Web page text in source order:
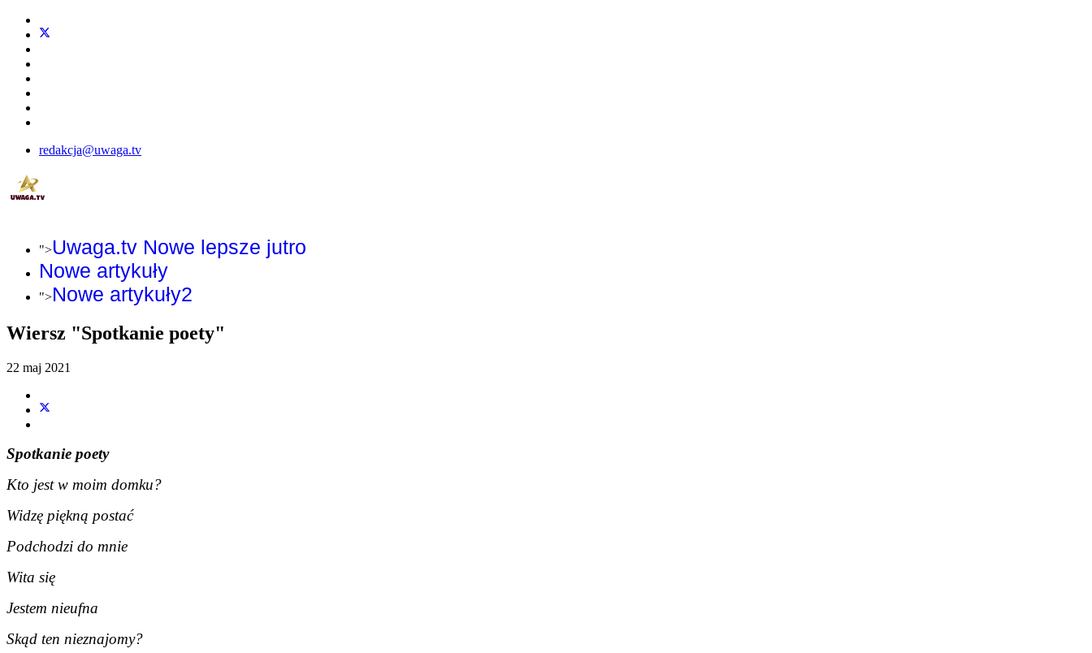
redakcja@uwaga.tv
">Uwaga.tv Nowe lepsze jutro
Nowe artykuły
">Nowe artykuły2
Wiersz "Spotkanie poety"
22 maj 2021
Spotkanie poety
Kto jest w moim domku?
Widzę piękną postać
Podchodzi do mnie
Wita się
Jestem nieufna
Skąd ten nieznajomy?